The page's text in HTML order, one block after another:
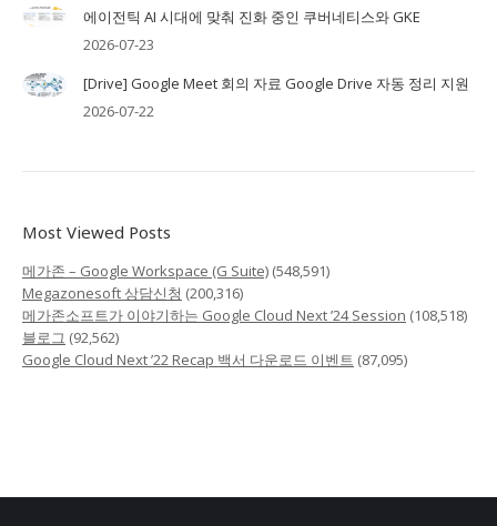
에이전틱 AI 시대에 맞춰 진화 중인 쿠버네티스와 GKE
2026-07-23
[Drive] Google Meet 회의 자료 Google Drive 자동 정리 지원
2026-07-22
Most Viewed Posts
메가존 – Google Workspace (G Suite) (548,591)
Megazonesoft 상담신청 (200,316)
메가존소프트가 이야기하는 Google Cloud Next ’24 Session (108,518)
블로그 (92,562)
Google Cloud Next ’22 Recap 백서 다운로드 이벤트 (87,095)